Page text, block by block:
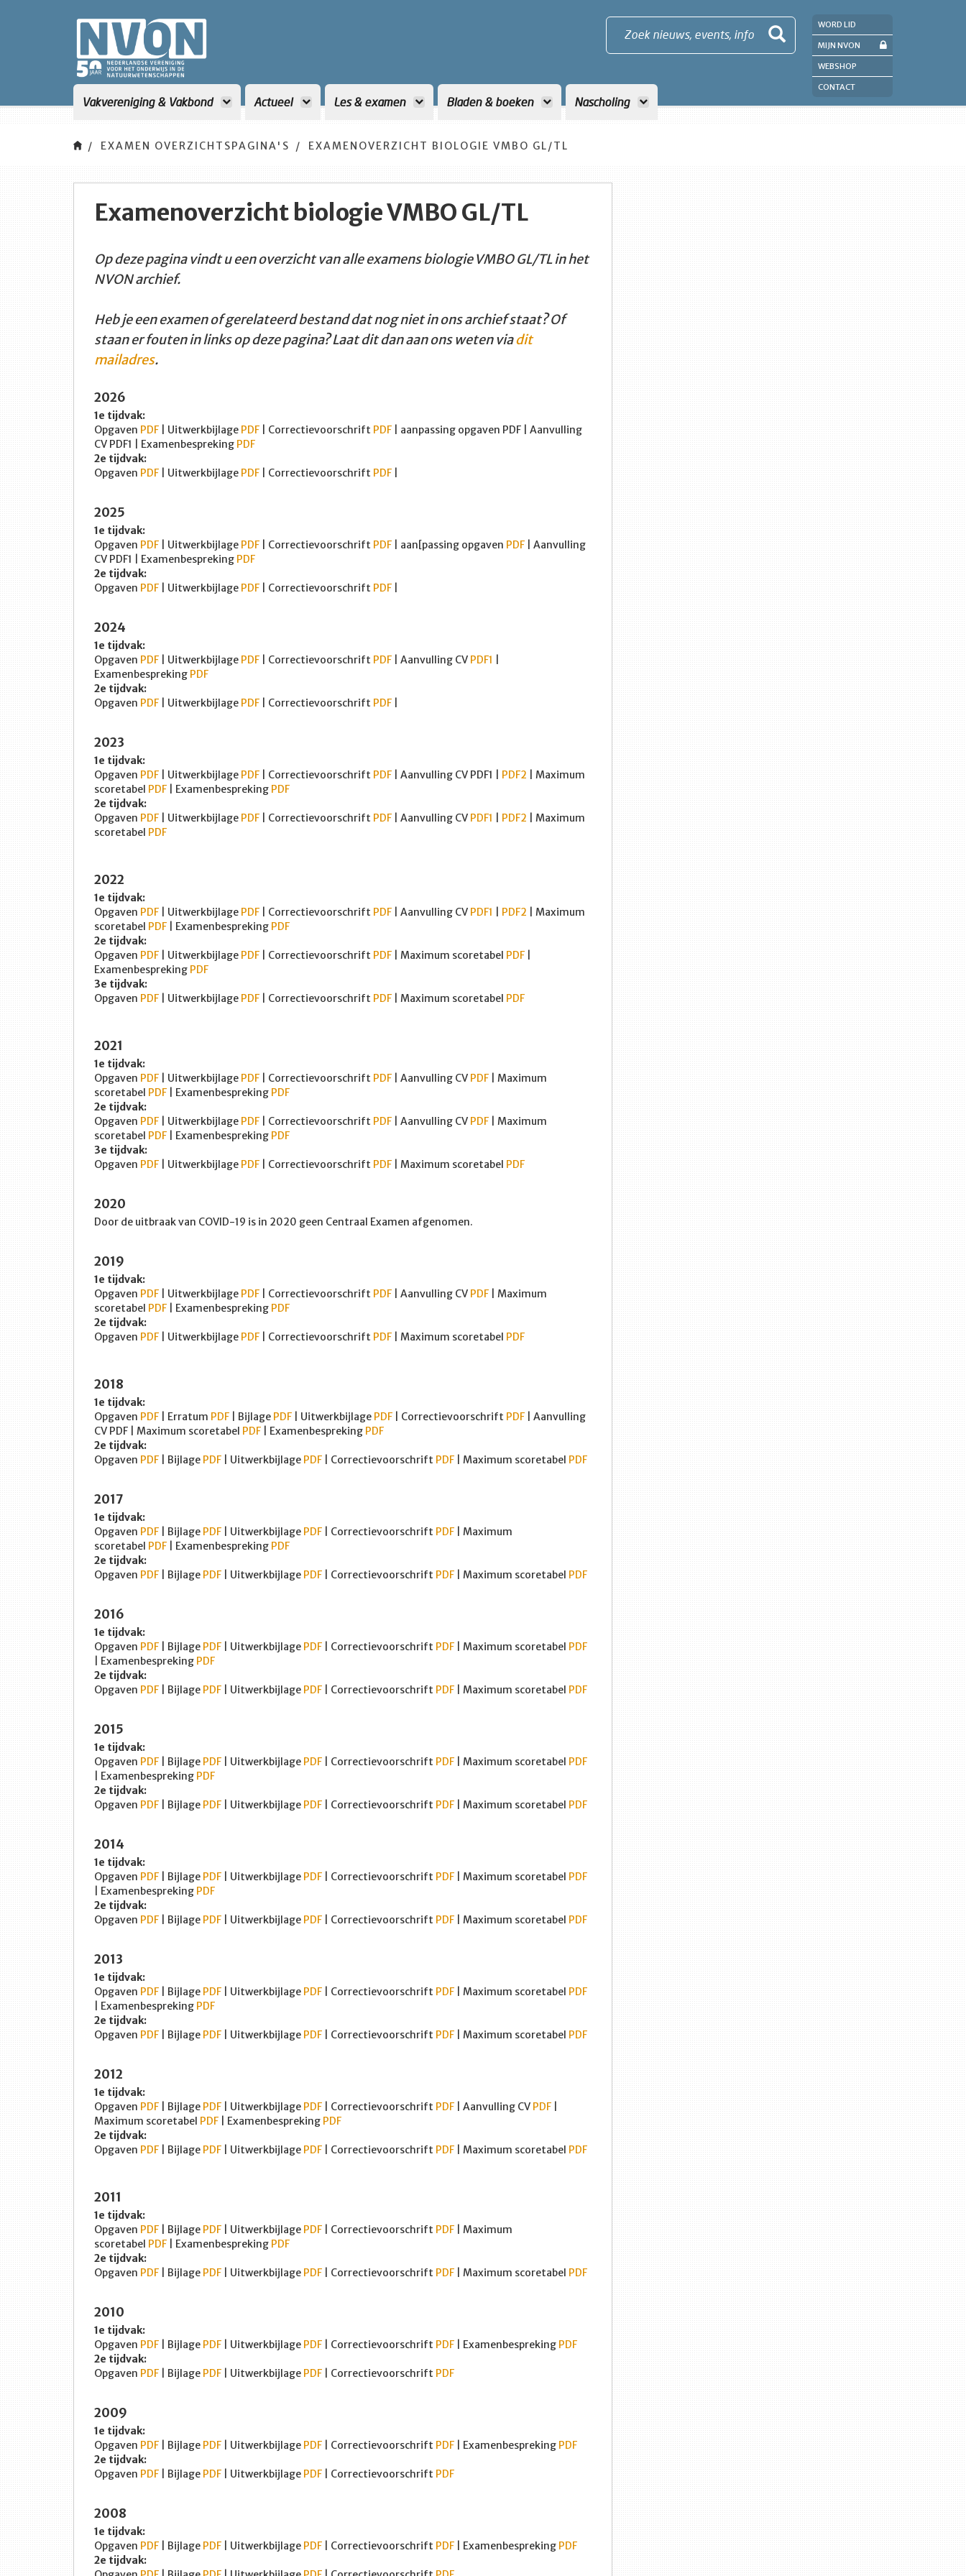
Zoek nieuws, events, info
Vakvereniging & Vakbond Actueel Les & examen Bladen & boeken Nascholing
WORD LID
MIJN NVON
WEBSHOP
CONTACT
EXAMEN OVERZICHTSPAGINA'S EXAMENOVERZICHT BIOLOGIE VMBO GL/TL
Examenoverzicht biologie VMBO GL/TL
Op deze pagina vindt u een overzicht van alle examens biologie VMBO GL/TL in het
NVON archief.
Heb je een examen of gerelateerd bestand dat nog niet in ons archief staat? Of
staan er fouten in links op deze pagina? Laat dit dan aan ons weten viadit
mailadres.
2026
1e tijdvak:
Opgaven PDF | Uitwerkbijlage PDF | Correctievoorschrift PDF
| aanpassing opgaven PDF | Aanvulling
CV PDF1 | Examenbespreking PDF
2e tijdvak:
Opgaven PDF | Uitwerkbijlage PDF | Correctievoorschrift PDF
2025
1e tijdvak:
Opgaven PDF | Uitwerkbijlage PDF | Correctievoorschrift PDF | aan[passing opgaven PDF
| Aanvulling
CV PDF1 | Examenbespreking PDF
2e tijdvak:
Opgaven PDF | Uitwerkbijlage PDF | Correctievoorschrift PDF
2024
1e tijdvak:
Opgaven PDF | Uitwerkbijlage PDF | Correctievoorschrift PDF | Aanvulling CV PDF1
Examenbespreking PDF
2e tijdvak:
Opgaven PDF | Uitwerkbijlage PDF | Correctievoorschrift PDF
2023
1e tijdvak:
Opgaven PDF | Uitwerkbijlage PDF | Correctievoorschrift PDF | Aanvulling CV PDF1 | PDF2
| Maximum
scoretabel PDF | Examenbespreking PDF
2e tijdvak:
Opgaven PDF | Uitwerkbijlage PDF | Correctievoorschrift PDF | Aanvulling CV PDF1 PDF2 | Maximum
scoretabel PDF
2022
1e tijdvak:
Opgaven PDF | Uitwerkbijlage PDF | Correctievoorschrift PDF | Aanvulling CV PDF1 PDF2 | Maximum
scoretabel PDF | Examenbespreking PDF
2e tijdvak:
Opgaven PDF | Uitwerkbijlage PDF | Correctievoorschrift PDF | Maximum scoretabel PDF
Examenbespreking PDF
3e tijdvak:
Opgaven PDF | Uitwerkbijlage PDF | Correctievoorschrift PDF | Maximum scoretabel PDF
2021
1e tijdvak:
Opgaven PDF | Uitwerkbijlage PDF | Correctievoorschrift PDF | Aanvulling CV PDF | Maximum
scoretabel PDF | Examenbespreking PDF
2e tijdvak:
Opgaven PDF | Uitwerkbijlage PDF | Correctievoorschrift PDF | Aanvulling CV PDF | Maximum
scoretabel PDF | Examenbespreking PDF
3e tijdvak:
Opgaven PDF | Uitwerkbijlage PDF | Correctievoorschrift PDF | Maximum scoretabel PDF
2020
Door de uitbraak van COVID-19 is in 2020 geen Centraal Examen afgenomen.
2019
1e tijdvak:
Opgaven PDF | Uitwerkbijlage PDF | Correctievoorschrift PDF | Aanvulling CV PDF | Maximum
scoretabel PDF | Examenbespreking PDF
2e tijdvak:
Opgaven PDF | Uitwerkbijlage PDF | Correctievoorschrift PDF | Maximum scoretabel PDF
2018
1e tijdvak:
Opgaven PDF | Erratum PDF | Bijlage PDF | Uitwerkbijlage PDF | Correctievoorschrift PDF | Aanvulling
CV PDF | Maximum scoretabel PDF | Examenbespreking PDF
2e tijdvak:
Opgaven PDF | Bijlage PDF | Uitwerkbijlage PDF | Correctievoorschrift PDF | Maximum scoretabel PDF
2017
1e tijdvak:
Opgaven PDF | Bijlage PDF | Uitwerkbijlage PDF | Correctievoorschrift PDF | Maximum
scoretabel PDF | Examenbespreking PDF
2e tijdvak:
Opgaven PDF | Bijlage PDF | Uitwerkbijlage PDF | Correctievoorschrift PDF | Maximum scoretabel PDF
2016
1e tijdvak:
Opgaven PDF | Bijlage PDF | Uitwerkbijlage PDF | Correctievoorschrift PDF | Maximum scoretabel PDF
| Examenbespreking PDF
2e tijdvak:
Opgaven PDF | Bijlage PDF | Uitwerkbijlage PDF | Correctievoorschrift PDF | Maximum scoretabel PDF
2015
1e tijdvak:
Opgaven PDF | Bijlage PDF | Uitwerkbijlage PDF | Correctievoorschrift PDF | Maximum scoretabel PDF
| Examenbespreking PDF
2e tijdvak:
Opgaven PDF | Bijlage PDF | Uitwerkbijlage PDF | Correctievoorschrift PDF | Maximum scoretabel PDF
2014
1e tijdvak:
Opgaven PDF | Bijlage PDF | Uitwerkbijlage PDF | Correctievoorschrift PDF | Maximum scoretabel PDF
| Examenbespreking PDF
2e tijdvak:
Opgaven PDF | Bijlage PDF | Uitwerkbijlage PDF | Correctievoorschrift PDF | Maximum scoretabel PDF
2013
1e tijdvak:
Opgaven PDF | Bijlage PDF | Uitwerkbijlage PDF | Correctievoorschrift PDF | Maximum scoretabel PDF
| Examenbespreking PDF
2e tijdvak:
Opgaven PDF | Bijlage PDF | Uitwerkbijlage PDF | Correctievoorschrift PDF | Maximum scoretabel PDF
2012
1e tijdvak:
Opgaven PDF | Bijlage PDF | Uitwerkbijlage PDF | Correctievoorschrift PDF | Aanvulling CV PDF
Maximum scoretabel PDF | Examenbespreking PDF
2e tijdvak:
Opgaven PDF | Bijlage PDF | Uitwerkbijlage PDF | Correctievoorschrift PDF | Maximum scoretabel PDF
2011
1e tijdvak:
Opgaven PDF | Bijlage PDF | Uitwerkbijlage PDF | Correctievoorschrift PDF | Maximum
scoretabel PDF | Examenbespreking PDF
2e tijdvak:
Opgaven PDF | Bijlage PDF | Uitwerkbijlage PDF | Correctievoorschrift PDF | Maximum scoretabel PDF
2010
1e tijdvak:
Opgaven PDF | Bijlage PDF | Uitwerkbijlage PDF | Correctievoorschrift PDF | Examenbespreking PDF
2e tijdvak:
Opgaven PDF | Bijlage PDF | Uitwerkbijlage PDF | Correctievoorschrift PDF
2009
1e tijdvak:
Opgaven PDF | Bijlage PDF | Uitwerkbijlage PDF | Correctievoorschrift PDF | Examenbespreking PDF
2e tijdvak:
Opgaven PDF | Bijlage PDF | Uitwerkbijlage PDF | Correctievoorschrift PDF
2008
1e tijdvak:
Opgaven PDF | Bijlage PDF | Uitwerkbijlage PDF | Correctievoorschrift PDF | Examenbespreking PDF
2e tijdvak: